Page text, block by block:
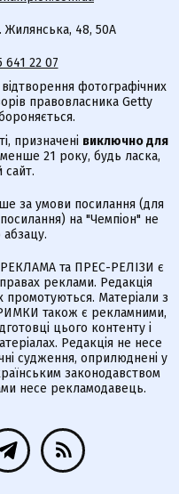
Жилянська, 48, 50А
641 22 07
фотографічних
правовласника Getty
призначені виключно для
21 року, будь ласка,
за умови посилання (для
на "Чемпіон" не
РЕКЛАМА та ПРЕС-РЕЛІЗИ є
реклами. Редакція
промотуються. Матеріали з
також є рекламними,
цього контенту і
Редакція не несе
судження, оприлюднені у
законодавством
несе рекламодавець.